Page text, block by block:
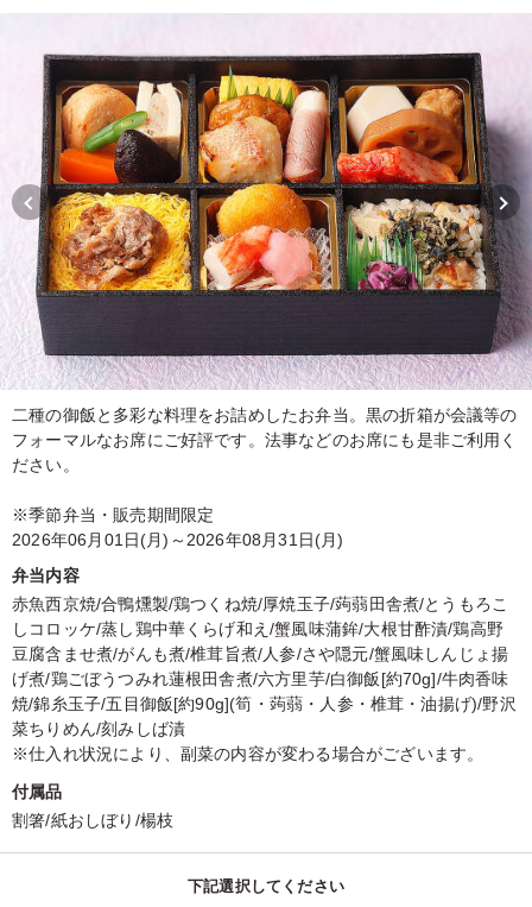
二種の御飯と多彩な料理をお詰めしたお弁当。黒の折箱が会議等の
フォーマルなお席にご好評です。法事などのお席にも是非ご利用く
ださい。
※季節弁当・販売期間限定
2026年06月01日(月)～2026年08月31日(月)
弁当内容
赤魚西京焼/合鴨燻製/鶏つくね焼/厚焼玉子/蒟蒻田舎煮/とうもろこ
しコロッケ/蒸し鶏中華くらげ和え/蟹風味蒲鉾/大根甘酢漬/鶏高野
豆腐含ませ煮/がんも煮/椎茸旨煮/人参/さや隠元/蟹風味しんじょ揚
げ煮/鶏ごぼうつみれ蓮根田舎煮/六方里芋/白御飯[約70g]/牛肉香味
焼/錦糸玉子/五目御飯[約90g](筍・蒟蒻・人参・椎茸・油揚げ)/野沢
菜ちりめん/刻みしば漬
※仕入れ状況により、副菜の内容が変わる場合がございます。
付属品
割箸/紙おしぼり/楊枝
下記選択してください